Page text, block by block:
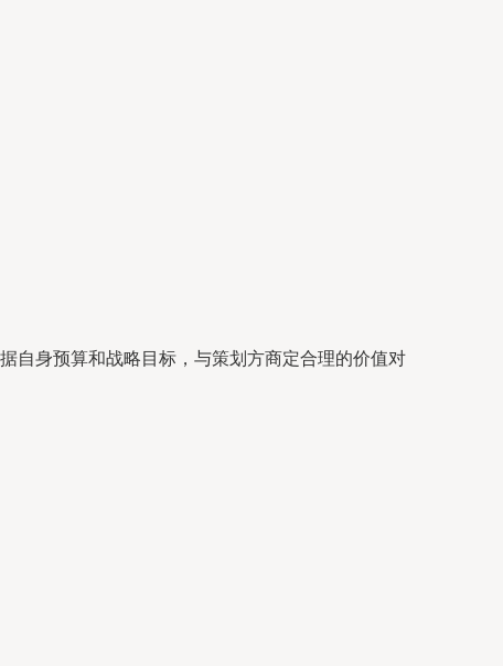
自身预算和战略目标，与策划方商定合理的价值对